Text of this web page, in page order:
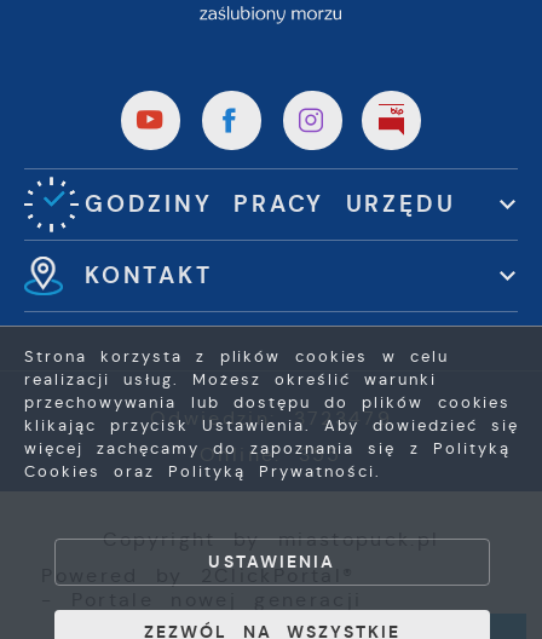
GODZINY PRACY URZĘDU
KONTAKT
Odwiedzin: 3723479
Online: 355
Copyright by miastopuck.pl
2ClickPortal®
Strona korzysta z plików cookies w celu
realizacji usług. Możesz określić warunki
przechowywania lub dostępu do plików cookies
klikając przycisk Ustawienia. Aby dowiedzieć się
więcej zachęcamy do zapoznania się z Polityką
Cookies oraz Polityką Prywatności.
USTAWIENIA
ZEZWÓL NA WSZYSTKIE